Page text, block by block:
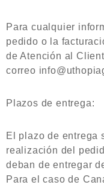
Para cualquier
pedido o la
de Atención al
correo
Plazos de entrega:
El plazo de entrega
realización del
deban de entregar
Para el caso de